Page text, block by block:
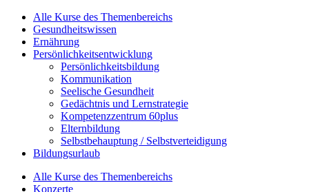
Alle Kurse des Themenbereichs
Gesundheitswissen
Ernährung
Persönlichkeitsentwicklung
Persönlichkeitsbildung
Kommunikation
Seelische Gesundheit
Gedächtnis und Lernstrategie
Kompetenzzentrum 60plus
Elternbildung
Selbstbehauptung / Selbstverteidigung
Bildungsurlaub
Alle Kurse des Themenbereichs
Konzerte